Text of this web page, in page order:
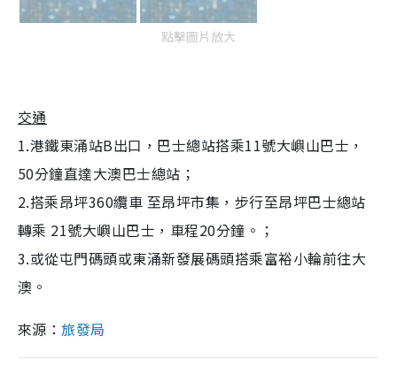
點擊圖片放大
交通
1.港鐵東涌站B出口，巴士總站搭乘11號大嶼山巴士，
50分鐘直達大澳巴士總站；
2.搭乘昂坪360纜車 至昂坪市集，步行至昂坪巴士總站
轉乘 21號大嶼山巴士，車程20分鐘。；
3.或從屯門碼頭或東涌新發展碼頭搭乘富裕小輪前往大
澳。
來源：旅發局